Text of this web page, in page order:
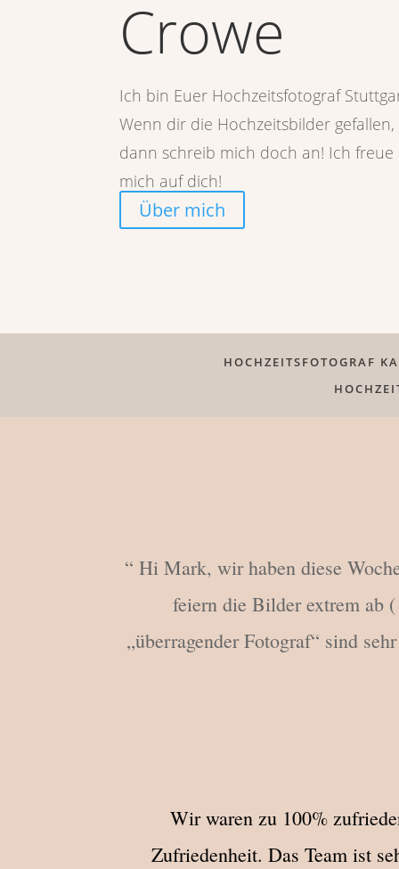
Crowe
Ich bin Euer Hochzeitsfotograf
Wenn dir die Hochzeitsbilder gefallen,
dann schreib mich doch an! Ich freue
mich auf dich!
Über mich
HOCHZEITSFOTOGRAF
“ Hi Mark, wir haben diese
feiern die Bilder extrem ab
„überragender Fotograf“ sind
Wir waren zu 100%
Zufriedenheit. Das Team ist